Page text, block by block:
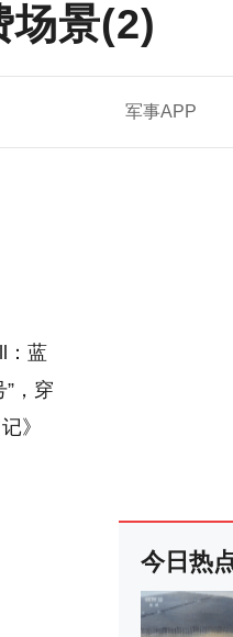
场景(2)
军事APP
：蓝
，穿
》
今日热